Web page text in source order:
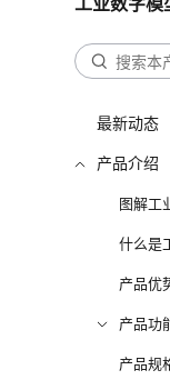
最新动态
产品介绍
图解工
什么是
产品优
产品功
产品规